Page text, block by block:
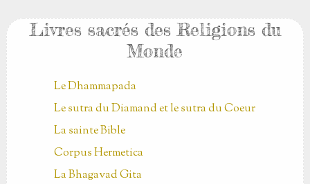
Livres sacrés des Religions du
Monde
Le Dhammapada
Le sutra du Diamand et le sutra du Coeur
La sainte Bible
Corpus Hermetica
La Bhagavad Gita